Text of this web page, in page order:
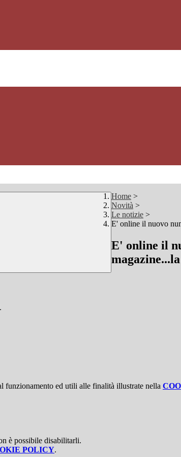
Home >
Novità >
Le notizie >
E' online il nuovo
E' online il
funzionamento ed utili alle finalità illustrate nella
è possibile disabilitarli.
POLICY.